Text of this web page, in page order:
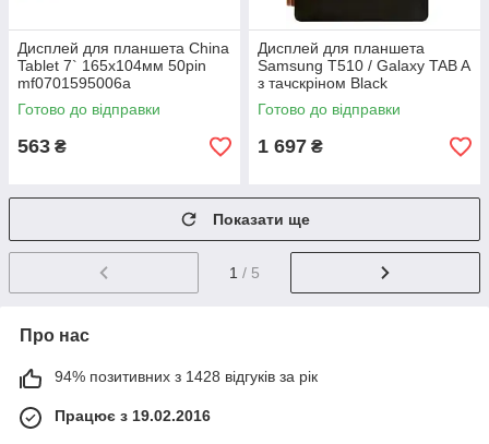
Дисплей для планшета China
Tablet 7` 165x104мм 50pin
mf0701595006a
Готово до відправки
563 ₴
Дисплей для планшета
Samsung T510 / Galaxy TAB A
з тачскріном Black
Готово до відправки
1 697 ₴
Показати ще
1 / 5
Про нас
94% позитивних з 1428 відгуків за рік
Працює з 19.02.2016